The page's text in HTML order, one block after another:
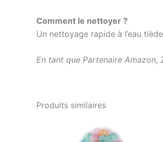
Comment le nettoyer ?
Un nettoyage rapide à l’eau
En tant que Partenaire
Produits similaires